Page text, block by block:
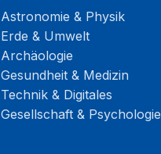
Astronomie & Physik
Erde & Umwelt
Archäologie
Gesundheit & Medizin
Technik & Digitales
Gesellschaft & Psychologie